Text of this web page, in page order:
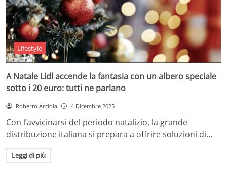
Lifestyle
A Natale Lidl accende la fantasia con un albero speciale
sotto i 20 euro: tutti ne parlano
Roberto Arciola 4 Dicembre 2025
Con l’avvicinarsi del periodo natalizio, la grande
distribuzione italiana si prepara a offrire soluzioni di…
Leggi di più